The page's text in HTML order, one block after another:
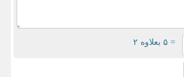
= ۵ بعلاوه ۲